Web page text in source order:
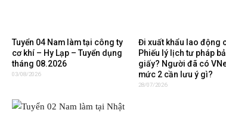
Tuyển 04 Nam làm tại công ty
cơ khí – Hy Lạp – Tuyển dụng
tháng 08.2026
03/08/2026
Đi xuất khẩu lao động
Phiếu lý lịch tư pháp
giấy? Người đã có
mức 2 cần lưu ý gì?
28/07/2026